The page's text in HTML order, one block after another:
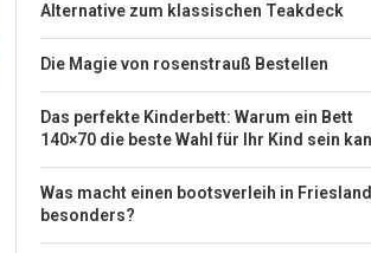
Alternative zum klassischen Teakdeck
Die Magie von rosenstrauß Bestellen
Das perfekte Kinderbett: Warum ein Bett
140×70 die beste Wahl für Ihr Kind sein
Was macht einen bootsverleih in
besonders?